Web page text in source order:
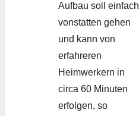
Aufbau soll einfach
vonstatten gehen
und kann von
erfahreren
Heimwerkern in
circa 60 Minuten
erfolgen, so